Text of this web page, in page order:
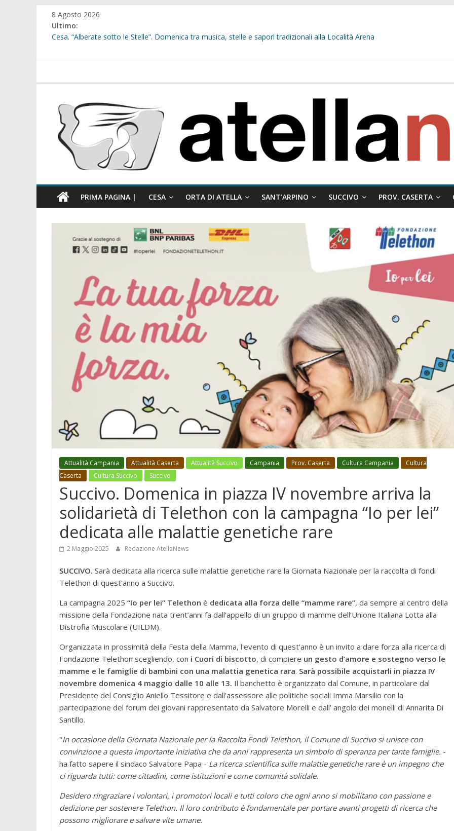
Salta
contenuto
8 Agosto 2026
Ultimo:
Cesa. “Alberate sotto le Stelle”. Domenica tra musica, stelle e sapori tradizionali alla Località Arena
Sant’Arpino. Consiglio comunale del 29 luglio, il gruppo misto:”La verità dei fatti, le bugie hanno le gambe corte. Altro che
atellanews.it
PRIMA PAGINA | CESA ORTA DI ATELLA SANT’ARPINO SUCCIVO PROV. CASERTA
Attualità Campania Attualità Caserta Attualità Succivo Campania Prov. Caserta Cultura Campania
Cultura
Caserta
Cultura Succivo Succivo
Succivo. Domenica in piazza IV novembre arriva la
solidarietà di Telethon con la campagna “Io per lei”
dedicata alle malattie genetiche rare
2 Maggio 2025 Redazione AtellaNews
SUCCIVO. Sarà dedicata alla ricerca sulle malattie genetiche rare la Giornata Nazionale per la raccolta di fondi
Telethon di quest'anno a Succivo.
La campagna 2025 “Io per lei” Telethon è dedicata alla forza delle “mamme rare”, da sempre al centro della
missione della Fondazione nata trent’anni fa dall’appello di un gruppo di mamme dell’Unione Italiana Lotta alla
Distrofia Muscolare (UILDM).
Organizzata in prossimità della Festa della Mamma, l'evento di quest'anno è un invito a dare forza alla ricerca di
Fondazione Telethon scegliendo, con i Cuori di biscotto, di compiere un gesto d’amore e sostegno verso le
mamme e le famiglie di bambini con una malattia genetica rara. Sarà possibile acquistarli in piazza IV
novembre domenica 4 maggio dalle 10 alle 13. Il banchetto è organizzato dal Comune, in particolare dal
Presidente del Consiglio Aniello Tessitore e dall'assessore alle politiche sociali Imma Marsilio con la
partecipazione del forum dei giovani rappresentato da Salvatore Morelli e dall’ angolo dei monelli di Annarita Di
Santillo.
"In occasione della Giornata Nazionale per la Raccolta Fondi Telethon, il Comune di Succivo si unisce con
convinzione a questa importante iniziativa che da anni rappresenta un simbolo di speranza per tante famiglie. -
ha fatto sapere il sindaco Salvatore Papa - La ricerca scientifica sulle malattie genetiche rare è un impegno che
ci riguarda tutti: come cittadini, come istituzioni e come comunità solidale.
Desidero ringraziare i volontari, i promotori locali e tutti coloro che ogni anno si mobilitano con passione e
dedizione per sostenere Telethon. Il loro contributo è fondamentale per portare avanti progetti di ricerca che
possono migliorare e salvare vite umane.